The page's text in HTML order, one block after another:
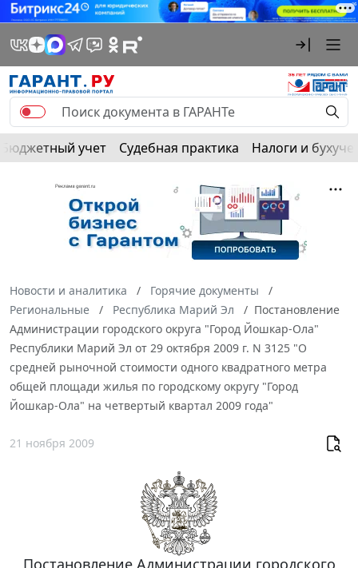
Бюджетный учет Судебная практика Налоги и
Новости и аналитика
Горячие документы
Региональные
Республика Марий Эл
Постановление
Администрации городского округа "Город Йошкар-Ола"
Республики Марий Эл от 29 октября 2009 г. N 3125 "О
средней рыночной стоимости одного квадратного метра
общей площади жилья по городскому округу "Город
Йошкар-Ола" на четвертый квартал 2009 года"
21 ноября 2009
Постановление Администрации городского